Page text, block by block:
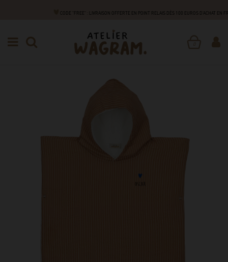
CODE "FREE" : LIVRAISON OFFERTE EN POINT RELAIS DÈS 100 EUROS D'ACHAT EN